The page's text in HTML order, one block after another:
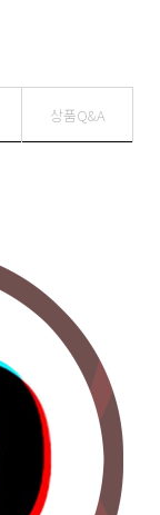
상품Q&A